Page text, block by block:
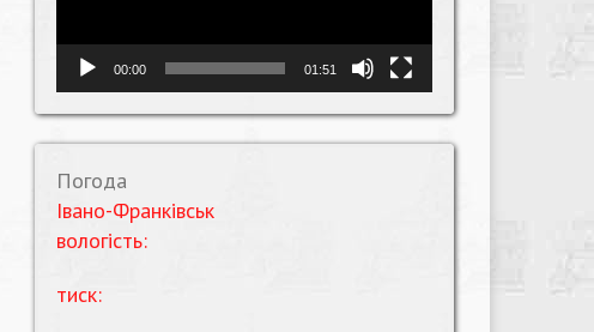
00:00 01:51
Погода
Івано-Франківськ
вологість:
тиск: